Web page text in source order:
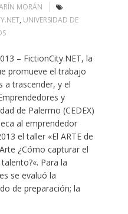
MORÁN
, UNIVERSIDAD DE
– FictionCity.NET, la
promueve el trabajo
a trascender, y el
y
de Palermo (CEDEX)
al emprendedor
el taller «El ARTE de
¿Cómo capturar el
Para la
se evaluó la
de preparación; la